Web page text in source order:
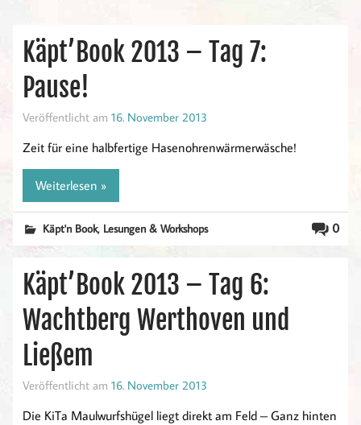
Käpt’Book 2013 – Tag 7:
Pause!
Veröffentlicht am 16. November 2013
Zeit für eine halbfertige Hasenohrenwärmerwäsche!
Weiterlesen »
0
Käpt'n Book, Lesungen & Workshops
Käpt’Book 2013 – Tag 6:
Wachtberg Werthoven und
Ließem
Veröffentlicht am 16. November 2013
Die KiTa Maulwurfshügel liegt direkt am Feld – Ganz hinten